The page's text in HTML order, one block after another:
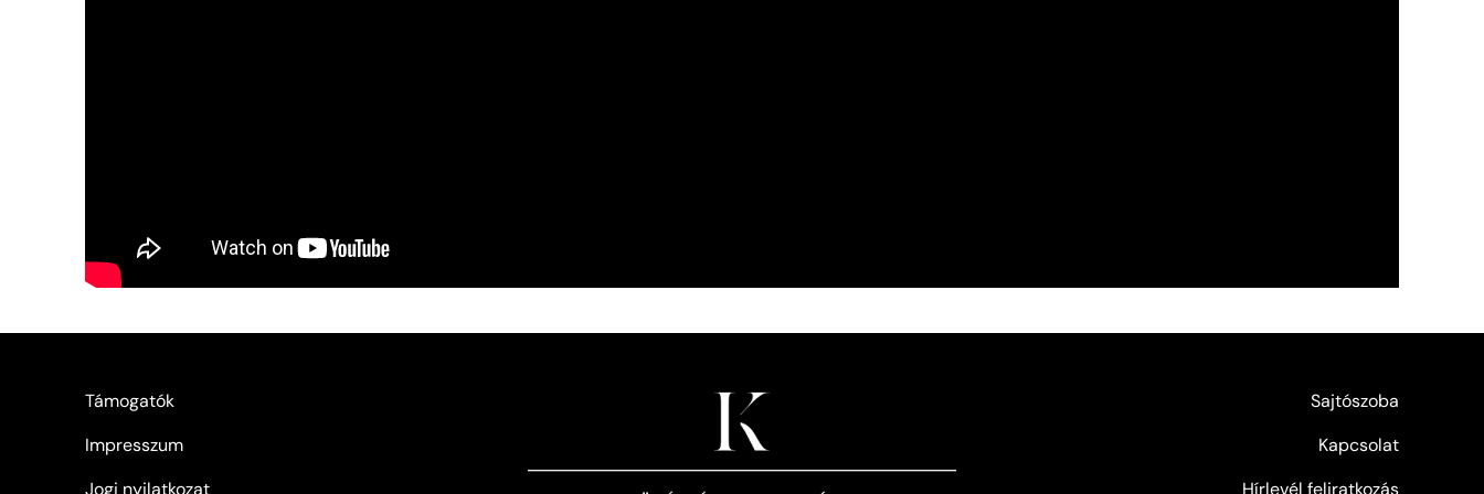
Támogatók
Impresszum
Jogi nyilatkozat
Sajtószoba
Kapcsolat
Hírlevél feliratkozás